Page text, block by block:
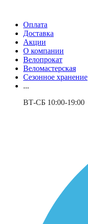
Оплата
Доставка
Акции
О компании
Велопрокат
Веломастерская
Сезонное хранение
...
ВТ-СБ 10:00-19:00